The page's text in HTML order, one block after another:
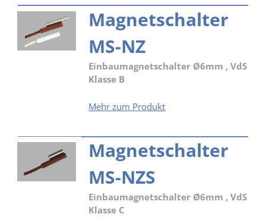
Magnetschalter
MS-NZ
Einbaumagnetschalter Ø6mm , VdS
Klasse B
Mehr zum ProduktMagnetschalter
Magnetschalter
MS-NZS
Einbaumagnetschalter Ø6mm , VdS
Klasse C